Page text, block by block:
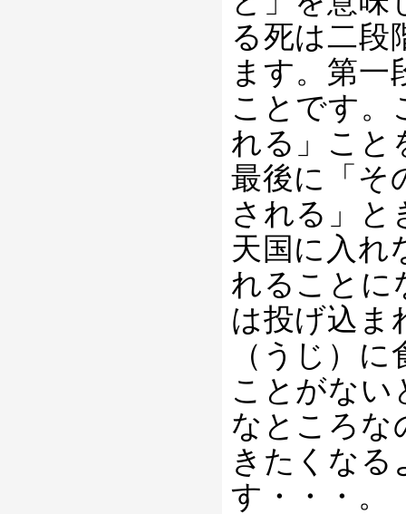
る死は二段
ます。第一
ことです。
れる」こと
最後に「そ
される」と
天国に入れ
れることに
は投げ込ま
（うじ）
ことがない
なところな
きたくなる
す・・・。